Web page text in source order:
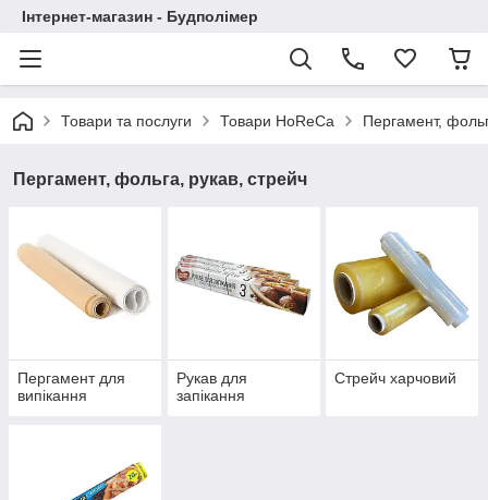
Інтернет-магазин - Будполімер
Товари та послуги Товари HoReCa Пергамент,
Пергамент, фольга, рукав, стрейч
Пергамент для
випікання
Рукав для
запікання
Стрейч харчовий